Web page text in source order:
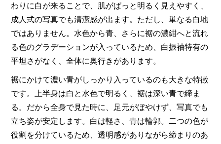
わりに白が来ることで、肌がぱっと明るく見えやすく、
成人式の写真でも清潔感が出ます。ただし、単なる白地
ではありません。水色から青、さらに裾の濃紺へと流れ
る色のグラデーションが入っているため、白振袖特有の
平坦さがなく、全体に奥行きがあります。
裾にかけて濃い青がしっかり入っているのも大きな特徴
です。上半身は白と水色で明るく、裾は深い青で締ま
る。だから全身で見た時に、足元がぼやけず、写真でも
立ち姿が安定します。白は軽さ、青は輪郭。二つの色が
役割を分けているため、透明感がありながら締まりのあ